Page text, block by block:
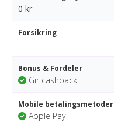
0 kr
Forsikring
Bonus & Fordeler
Gir cashback
Mobile betalingsmetoder
Apple Pay